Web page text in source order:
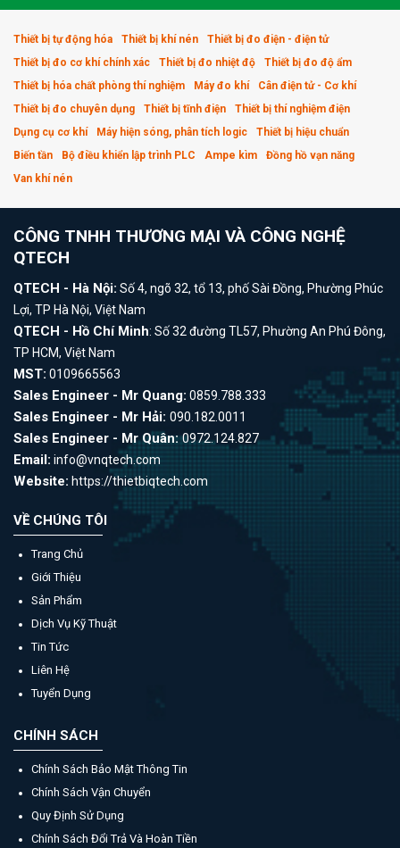
Thiết bị tự động hóa Thiết bị khí nén
Thiết bị đo điện - điện tử
Thiết bị đo cơ khí chính xác
Thiết bị đo nhiệt độ
Thiết bị đo độ ẩm
Thiết bị hóa chất phòng thí nghiệm
Máy đo khí
Cân điện tử - Cơ khí
Thiết bị đo chuyên dụng
Thiết bị tĩnh điện
Thiết bị thí nghiệm điện
Dụng cụ cơ khí
Máy hiện sóng, phân tích logic
Thiết bị hiệu chuẩn
Biến tần
Bộ điều khiển lập trình PLC Ampe kìm
Đồng hồ vạn năng
Van khí nén
CÔNG TNHH THƯƠNG MẠI VÀ CÔNG NGHỆ
QTECH
QTECH - Hà Nội: Số 4, ngõ 32, tổ 13, phố Sài Đồng, Phường Phúc
Lợi, TP Hà Nội, Việt Nam
QTECH - Hồ Chí Minh: Số 32 đường TL57, Phường An Phú Đông,
TP HCM, Việt Nam
MST: 0109665563
Sales Engineer - Mr Quang: 0859.788.333
Sales Engineer - Mr Hải: 090.182.0011
Sales Engineer - Mr Quân:0972.124.827
Email: info@vnqtech.com
Website: https://thietbiqtech.com
VỀ CHÚNG TÔI
Trang Chủ
Giới Thiệu
Sản Phẩm
Dịch Vụ Kỹ Thuật
Tin Tức
Liên Hệ
Tuyển Dụng
CHÍNH SÁCH
Chính Sách Bảo Mật Thông Tin
Chính Sách Vận Chuyển
Quy Định Sử Dụng
Chính Sách Đổi Trả Và Hoàn Tiền